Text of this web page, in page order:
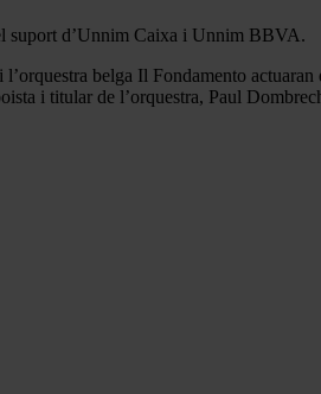
suport d’Unnim Caixa i Unnim BBVA.
belga Il Fondamento
i titular de l’orquestra, Paul